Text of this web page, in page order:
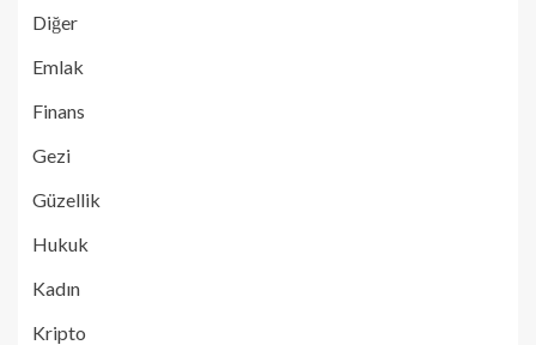
Diğer
Emlak
Finans
Gezi
Güzellik
Hukuk
Kadın
Kripto